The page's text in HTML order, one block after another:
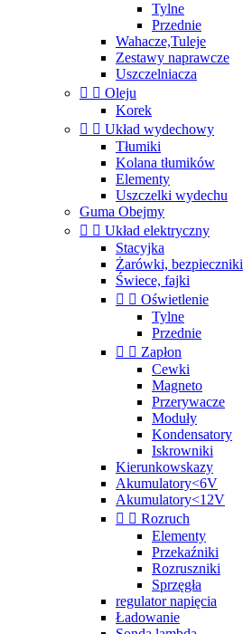
Tylne
Przednie
Wahacze,Tuleje
Zestawy naprawcze
Uszczelniacza
  Oleju
Korek
  Układ wydechowy
Tłumiki
Kolana tłumików
Elementy
Uszczelki wydechu
Guma Obejmy
  Układ elektryczny
Stacyjka
Żarówki, bezpieczniki
Świece, fajki
  Oświetlenie
Tylne
Przednie
  Zapłon
Cewki
Magneto
Przerywacze
Moduły
Kondensatory
Iskrowniki
Kierunkowskazy
Akumulatory<6V
Akumulatory<12V
  Rozruch
Elementy
Przekaźniki
Rozruszniki
Sprzęgła
regulator napięcia
Ładowanie